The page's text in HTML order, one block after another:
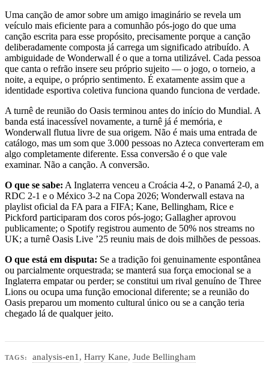
Uma canção de amor sobre um amigo imaginário se revela um
veículo mais eficiente para a comunhão pós-jogo do que uma
canção escrita para esse propósito, precisamente porque a canção
deliberadamente composta já carrega um significado atribuído. A
ambiguidade de Wonderwall é o que a torna utilizável. Cada pessoa
que canta o refrão insere seu próprio sujeito — o jogo, o torneio, a
noite, a equipe, o próprio sentimento. É exatamente assim que a
identidade esportiva coletiva funciona quando funciona de verdade.
A turnê de reunião do Oasis terminou antes do início do Mundial. A
banda está inacessível novamente, a turnê já é memória, e
Wonderwall flutua livre de sua origem. Não é mais uma entrada de
catálogo, mas um som que 3.000 pessoas no Azteca converteram em
algo completamente diferente. Essa conversão é o que vale
examinar. Não a canção. A conversão.
O que se sabe: A Inglaterra venceu a Croácia 4-2, o Panamá 2-0, a
RDC 2-1 e o México 3-2 na Copa 2026; Wonderwall estava na
playlist oficial da FA para a FIFA; Kane, Bellingham, Rice e
Pickford participaram dos coros pós-jogo; Gallagher aprovou
publicamente; o Spotify registrou aumento de 50% nos streams no
UK; a turnê Oasis Live ’25 reuniu mais de dois milhões de pessoas.
O que está em disputa: Se a tradição foi genuinamente espontânea
ou parcialmente orquestrada; se manterá sua força emocional se a
Inglaterra empatar ou perder; se constitui um rival genuíno de Three
Lions ou ocupa uma função emocional diferente; se a reunião do
Oasis preparou um momento cultural único ou se a canção teria
chegado lá de qualquer jeito.
TAGS: analysis-en1,Harry Kane,Jude Bellingham